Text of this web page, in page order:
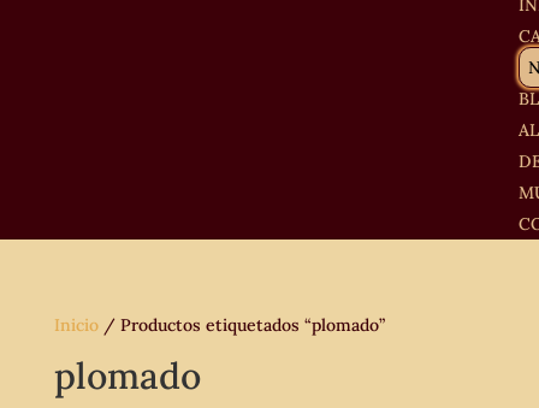
Inicio/ Productos etiquetados “plomado”
plomado